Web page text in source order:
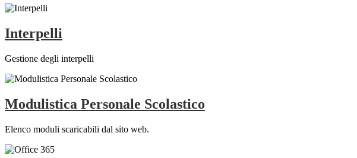
Interpelli
Gestione degli interpelli
Modulistica Personale Scolastico
Elenco moduli scaricabili dal sito web.